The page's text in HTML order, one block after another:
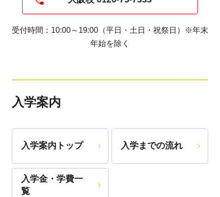
受付時間：10:00～19:00（平日・土日・祝祭日）※年末
年始を除く
入学案内
入学案内トップ 入学までの流れ
入学金・学費一
覧